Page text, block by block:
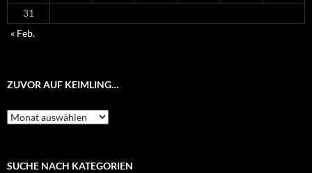
31
« Feb.
ZUVOR AUF KEIMLING…
Zuvor
auf
SUCHE NACH KATEGORIEN